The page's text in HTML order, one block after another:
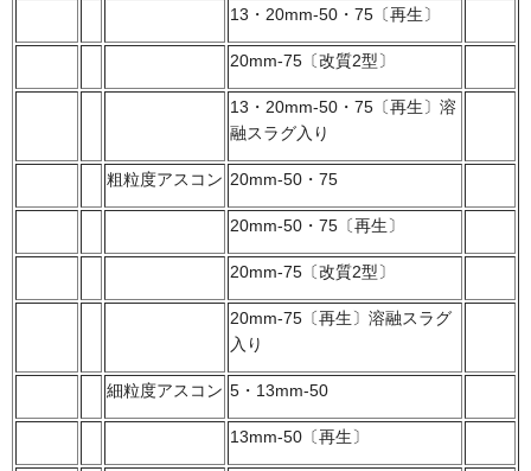
13・20mm-50・75〔再生〕
20mm-75〔改質2型〕
13・20mm-50・75〔再生〕溶
融スラグ入り
粗粒度アスコン 20mm-50・75
20mm-50・75〔再生〕
20mm-75〔改質2型〕
20mm-75〔再生〕溶融スラグ
入り
細粒度アスコン 5・13mm-50
13mm-50〔再生〕